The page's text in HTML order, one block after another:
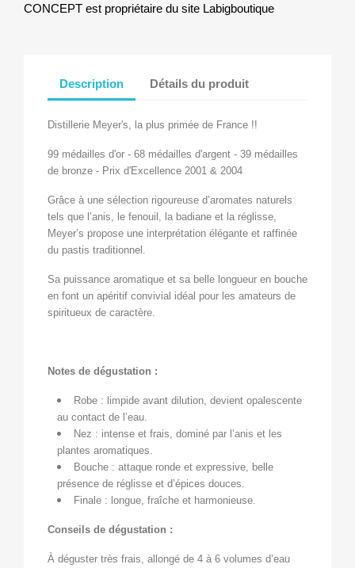
CONCEPT est propriétaire du site Labigboutique
Description Détails du produit
Distillerie Meyer's, la plus primée de France !!
99 médailles d'or - 68 médailles d'argent - 39 médailles
de bronze - Prix d'Excellence 2001 & 2004
Grâce à une sélection rigoureuse d’aromates naturels
tels que l’anis, le fenouil, la badiane et la réglisse,
Meyer’s propose une interprétation élégante et raffinée
du pastis traditionnel.
Sa puissance aromatique et sa belle longueur en bouche
en font un apéritif convivial idéal pour les amateurs de
spiritueux de caractère.
Notes de dégustation :
Robe : limpide avant dilution, devient opalescente
au contact de l’eau.
Nez : intense et frais, dominé par l’anis et les
plantes aromatiques.
Bouche : attaque ronde et expressive, belle
présence de réglisse et d’épices douces.
Finale : longue, fraîche et harmonieuse.
Conseils de dégustation :
À déguster très frais, allongé de 4 à 6 volumes d’eau